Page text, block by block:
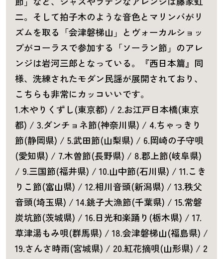
二。そして拍子木のような音色とマリンバがリ
ズムを取る「会津磐梯山」とヴォーカルショッ
プがコーラスで参加する「ソーラン節」のアレ
ンジは岩河三郎となっている。『西日本篇』同
様、洗練されたモダン民謡が展開されており、
こちらも非常にカッコいいです。
1.木やりくずし(東京都) / 2.お江戸日本橋(東京
都) / 3.ダンチョネ節(神奈川県) / 4.ちゃっきり
節(静岡県) / 5.武田節(山梨県) / 6.岡崎の子守唄
(愛知県) / 7.木曽節(長野県) / 8.郡上節(岐阜県)
/ 9.三国節(福井県) / 10.山中節(石川県) / 11.こき
りこ節(富山県) / 12.相川音頭(新潟県) / 13.秩父
音頭(埼玉県) / 14.銚子大漁節(千葉県) / 15.常磐
炭坑節(茨城県) / 16.日光和楽踊り(栃木県) / 17.
草津湯もみ唄(群馬県) / 18.会津磐梯山(福島県) /
19.さんさ時雨(宮城県) / 20.紅花摘唄(山形県) / 2